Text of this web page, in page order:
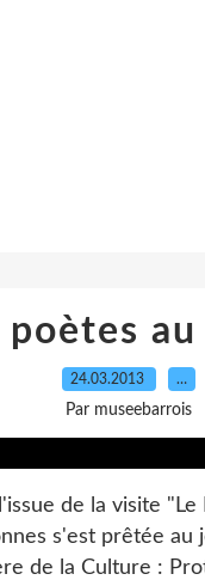
poètes au
24.03.2013 …
Par museebarrois
de la visite
s'est prêtée
de la Culture :